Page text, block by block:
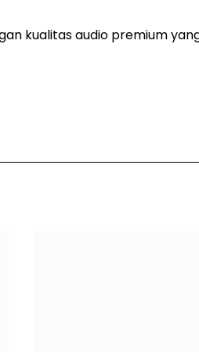
kualitas audio premium